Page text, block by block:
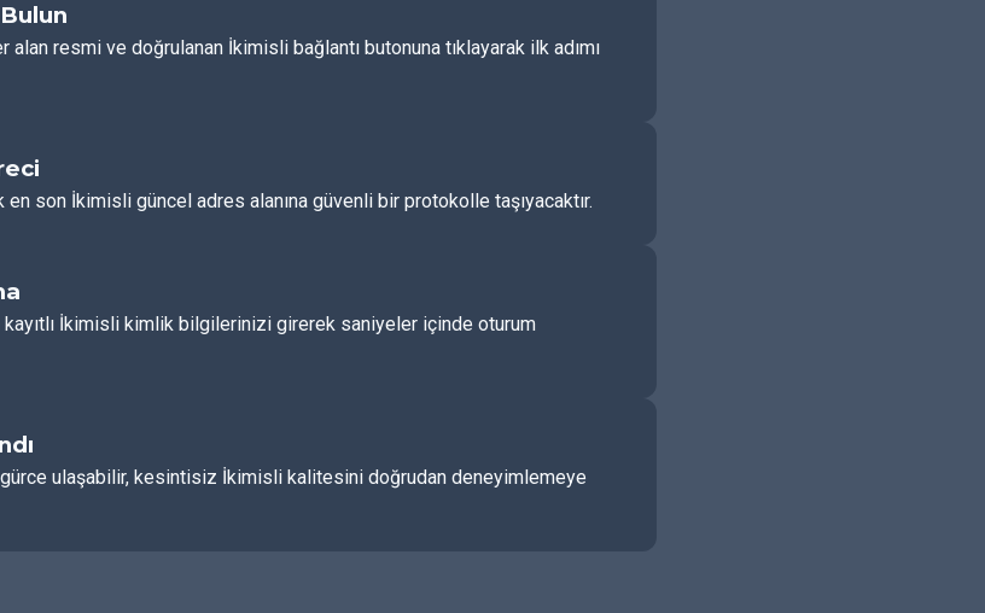
resmi ve doğrulanan İkimisli bağlantı butonuna tıklayarak ilk adımı
son İkimisli güncel adres alanına güvenli bir protokolle taşıyacaktır.
kayıtlı İkimisli kimlik bilgilerinizi girerek saniyeler içinde oturum
ulaşabilir, kesintisiz İkimisli kalitesini doğrudan deneyimlemeye